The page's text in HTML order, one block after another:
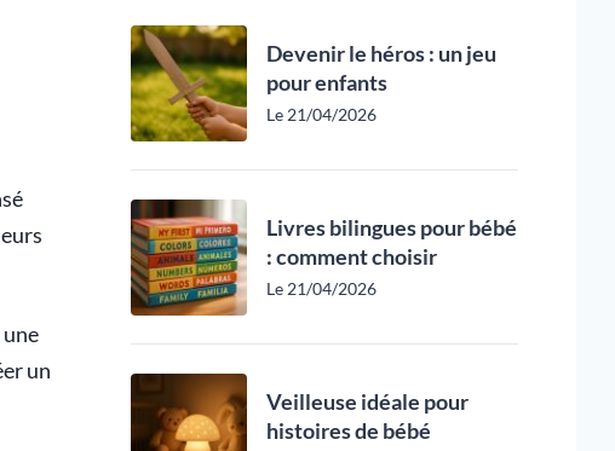
un
Devenir le héros : un jeu
pour enfants
Le 21/04/2026
Livres bilingues pour bébé
: comment choisir
Le 21/04/2026
Veilleuse idéale pour
histoires de bébé